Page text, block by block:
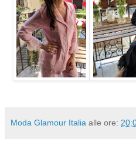
Moda Glamour Italia alle ore: